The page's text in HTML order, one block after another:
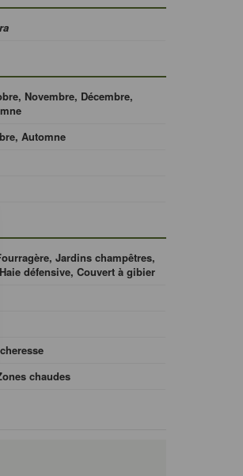
Novembre, Décembre,
Automne
Jardins champêtres,
défensive, Couvert à gibier
chaudes